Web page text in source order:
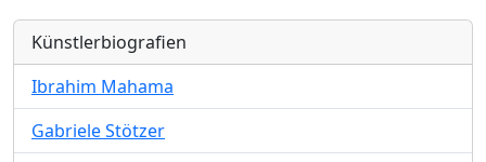
Künstlerbiografien
Ibrahim Mahama
Gabriele Stötzer